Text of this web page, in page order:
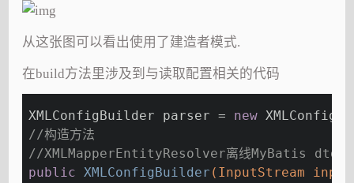
从这张图可以看出使用了建造者模式.
在build方法里涉及到与读取配置相关的代码
XMLConfigBuilder parser = new
//构造方法
//XMLMapperEntityResolver离线MyBatis dtd实
public XMLConfigBuilder (InputStream